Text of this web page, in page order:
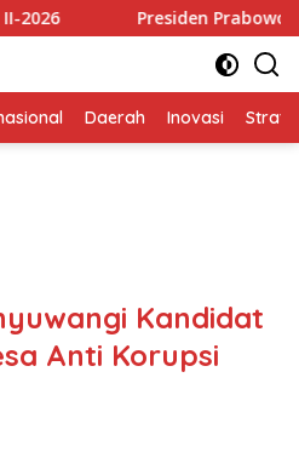
Presiden Prabowo Apresiasi
Daerah Inovasi
Kandidat
Anti Korupsi